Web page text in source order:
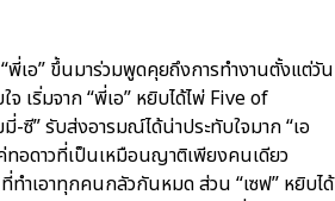
เอ” ขึ้นมาร่วมพูดคุยถึงการทำงานตั้งแต่วัน
เริ่มจาก “พี่เอ” หยิบได้ไพ่ Five of
ซี” รับส่งอารมณ์ได้น่าประทับใจมาก “เอ
อดาวที่เป็นเหมือนญาติเพียงคนเดียว
ำเอาทุกคนกลัวกันหมด ส่วน “เซฟ” หยิบได้